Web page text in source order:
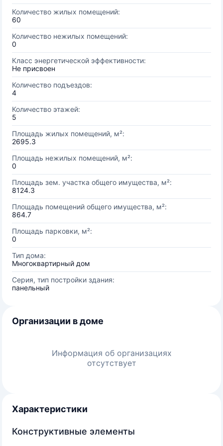
Количество жилых помещений:
60
Количество нежилых помещений:
0
Класс энергетической эффективности:
Не присвоен
Количество подъездов:
4
Количество этажей:
5
Площадь жилых помещений, м²:
2695.3
Площадь нежилых помещений, м²:
0
Площадь зем. участка общего имущества, м²:
8124.3
Площадь помещений общего имущества, м²:
864.7
Площадь парковки, м²:
0
Тип дома:
Многоквартирный дом
Серия, тип постройки здания:
панельный
Организации в доме
Информация об организациях
отсутствует
Характеристики
Конструктивные элементы